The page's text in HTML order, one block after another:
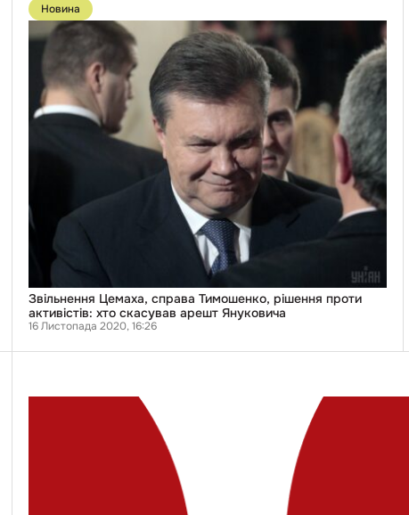
публікації
Звільнення
Цемаха,
справа
Тимошенко,
рішення
проти
активістів:
Новина
Звільнення Цемаха, справа Тимошенко, рішення проти
активістів: хто скасував арешт Януковича
16 Листопада 2020, 16:26